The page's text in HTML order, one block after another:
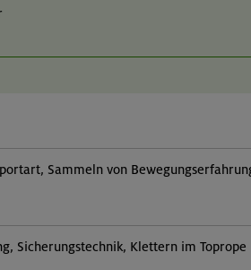
Sammeln von
Sicherungstechnik, Klettern im Toprope